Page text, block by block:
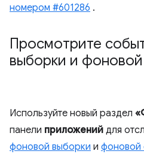
номером #601286 .
Просмотрите
выборки и
Используйте новый раздел
панели приложений для
фоновой выборки и фоновой